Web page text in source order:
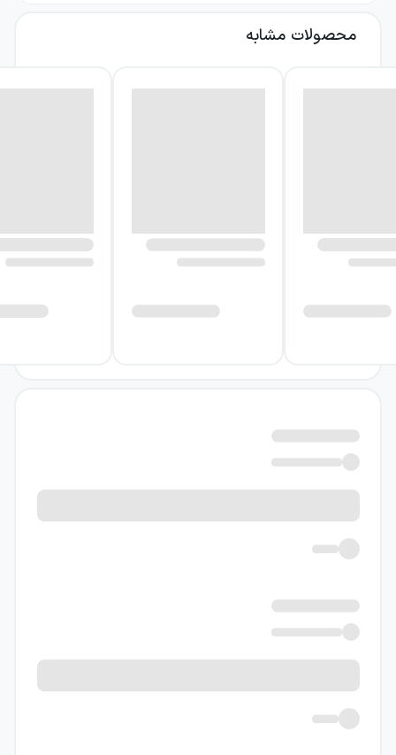
محصولات مشابه